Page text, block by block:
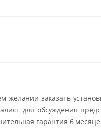
заказать
для обсуждения
гарантия 6